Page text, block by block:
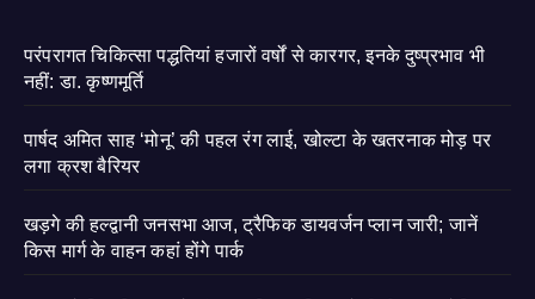
परंपरागत चिकित्सा पद्धतियां हजारों वर्षों से कारगर, इनके दुष्प्रभाव भी
नहीं: डा. कृष्णमूर्ति
पार्षद अमित साह ‘मोनू’ की पहल रंग लाई, खोल्टा के खतरनाक मोड़ पर
लगा क्रश बैरियर
खड़गे की हल्द्वानी जनसभा आज, ट्रैफिक डायवर्जन प्लान जारी; जानें
किस मार्ग के वाहन कहां होंगे पार्क